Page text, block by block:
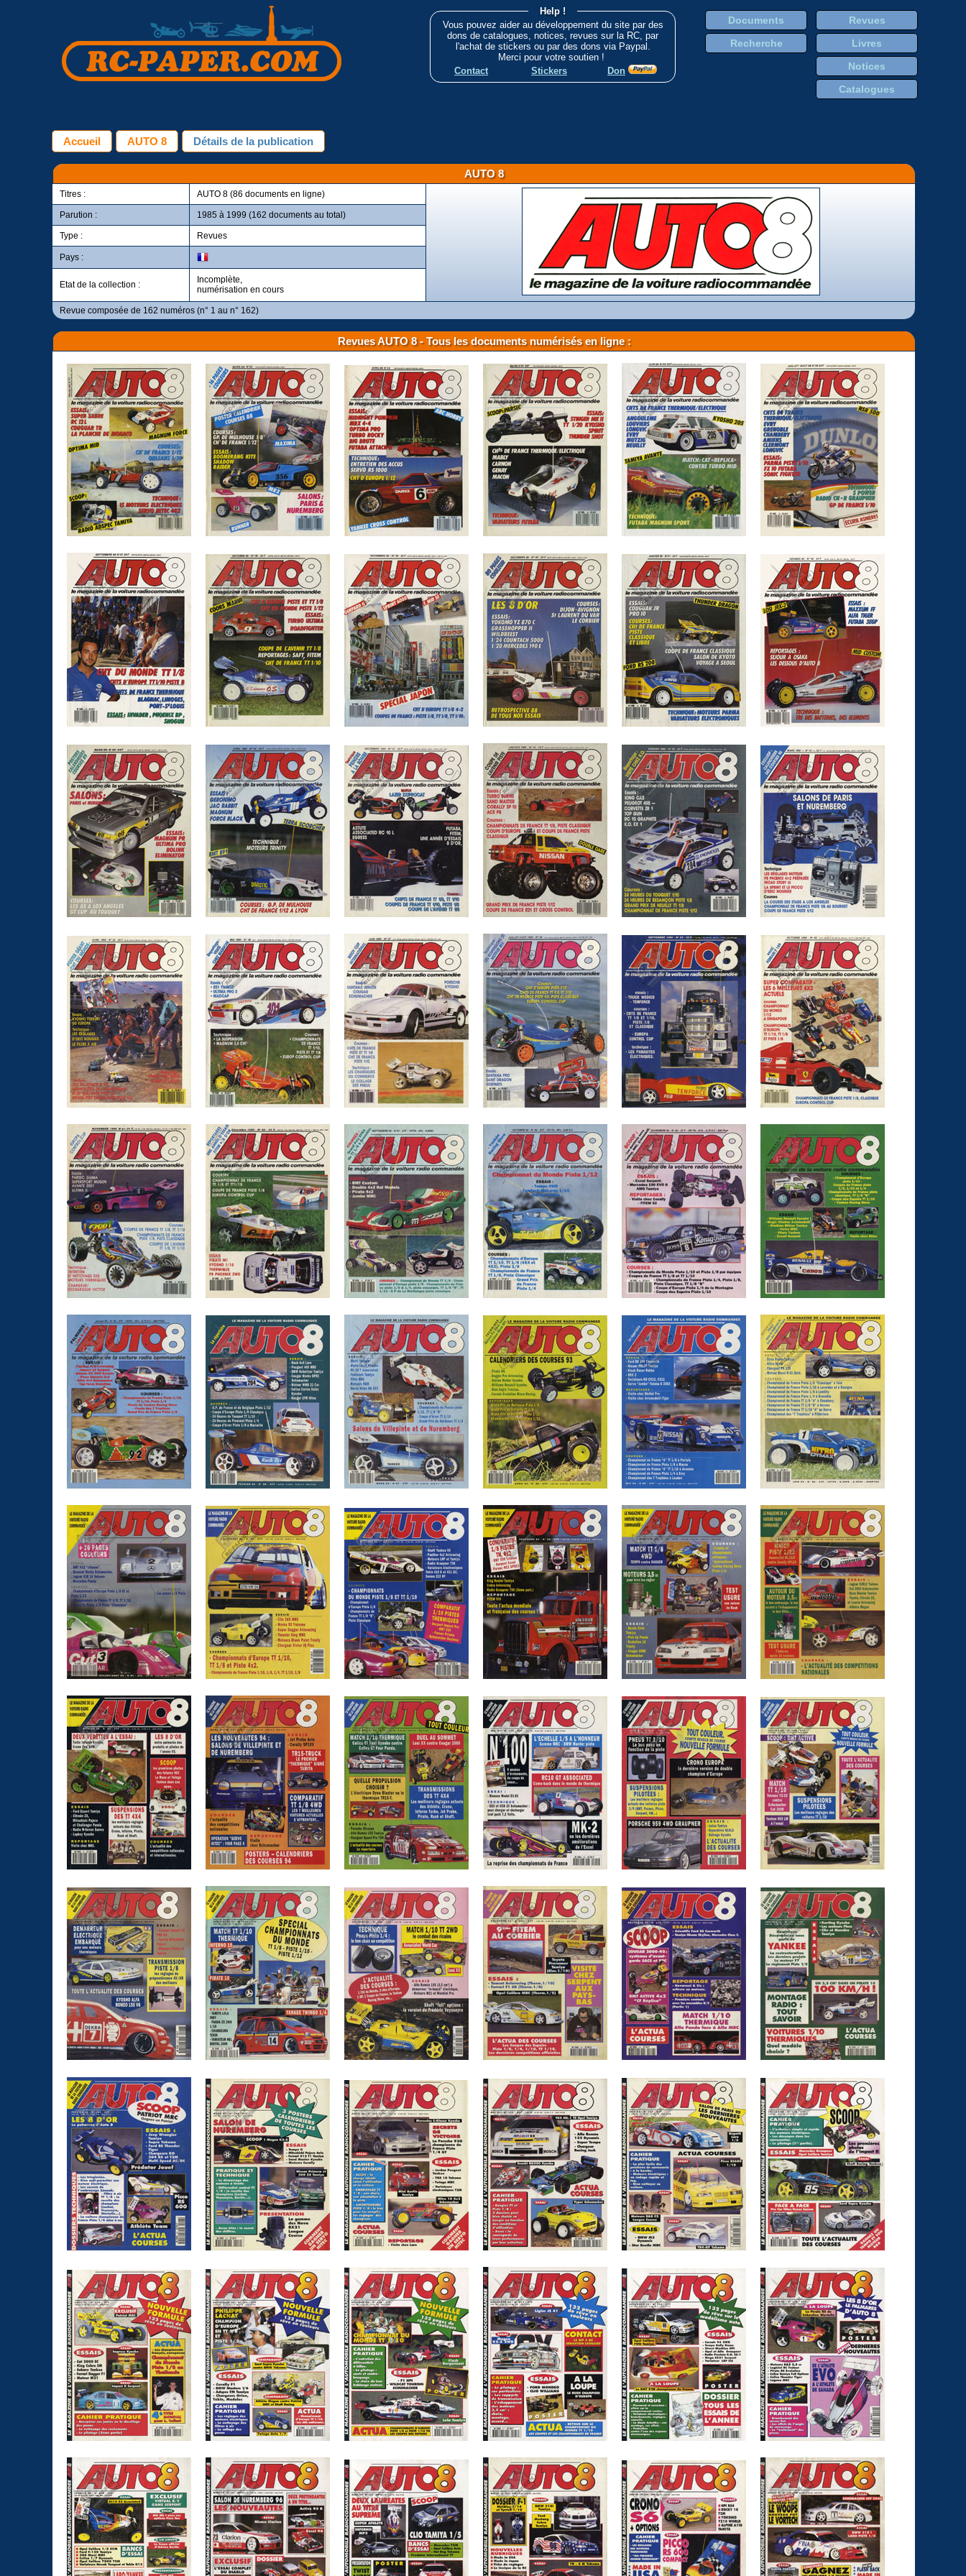
Help !
Vous pouvez aider au développement du site par des
dons de catalogues, notices, revues sur la RC, par
l'achat de stickers ou par des dons via Paypal.
Merci pour votre soutien !
Contact
Stickers Don
Documents
Recherche
Revues
Livres
Notices
Catalogues
Accueil AUTO 8 Détails de la publication
AUTO 8
Titres : AUTO 8 (86 documents en ligne)
Parution : 1985 à 1999 (162 documents au total)
Type : Revues
Pays :
Etat de la collection :
Incomplète,
numérisation en cours
Revue composée de 162 numéros (n° 1 au n° 162)
Revues AUTO 8 - Tous les documents numérisés en ligne :